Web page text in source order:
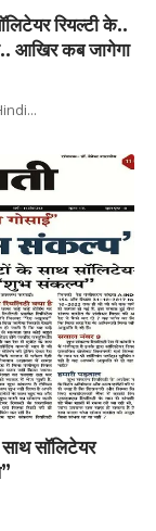
रियल्टी के..
आखिर कब जागेगा
सॉलिटेयर